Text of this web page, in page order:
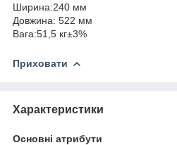
Ширина:240 мм
Довжина: 522 мм
Вага:51,5 кг±3%
Приховати
Характеристики
Основні атрибути